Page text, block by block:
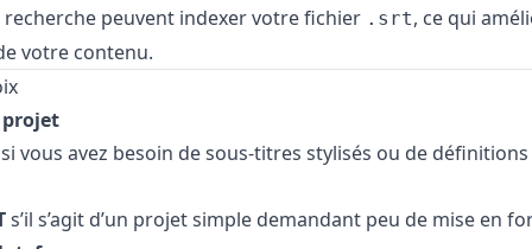
peuvent indexer votre fichier .srt, ce qui
votre contenu.
vous avez besoin de sous-titres stylisés ou de
s’il s’agit d’un projet simple demandant peu de mise en